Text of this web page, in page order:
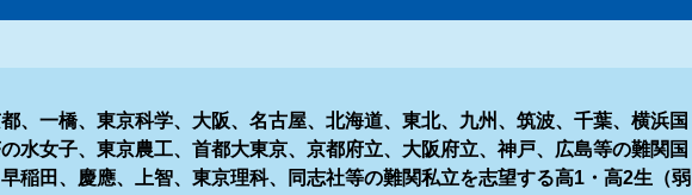
、一橋、東京科学、大阪、名古屋、北海道、東北、九州、筑波、千葉、横浜国
水女子、東京農工、首都大東京、京都府立、大阪府立、神戸、広島等の難関国
稲田、慶應、上智、東京理科、同志社等の難関私立を志望する高1・高2生（弱